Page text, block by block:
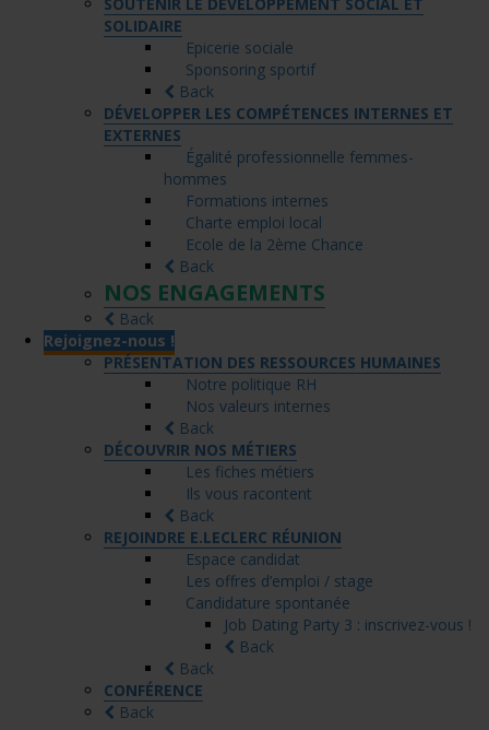
SOLIDAIRE
Epicerie sociale
Sponsoring sportif
Back
DÉVELOPPER LES COMPÉTENCES INTERNES ET
EXTERNES
Égalité professionnelle femmes-
hommes
Formations internes
Charte emploi local
Ecole de la 2ème Chance
Back
NOS ENGAGEMENTS
Back
Rejoignez-nous !
PRÉSENTATION DES RESSOURCES HUMAINES
Notre politique RH
Nos valeurs internes
Back
DÉCOUVRIR NOS MÉTIERS
Les fiches métiers
Ils vous racontent
Back
REJOINDRE E.LECLERC RÉUNION
Espace candidat
Les offres d’emploi / stage
Candidature spontanée
Job Dating Party 3 : inscrivez-vous !
Back
Back
CONFÉRENCE
Back